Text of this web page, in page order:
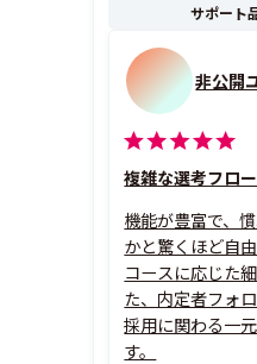
サポート
非公開
複雑な選考フロ
機能が豊富で、
かと驚くほど自
コースに応じた
た、内定者フォ
採用に関わる一
す。